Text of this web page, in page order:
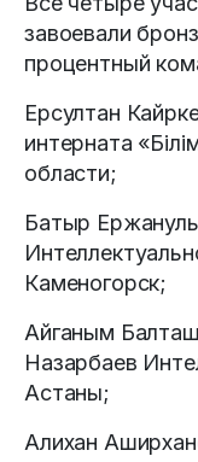
завоевали
процентный
Ерсултан
интерната
области;
Батыр Ержанулы
Каменогорск;
Айганым
Назарбаев
Астаны;
Алихан